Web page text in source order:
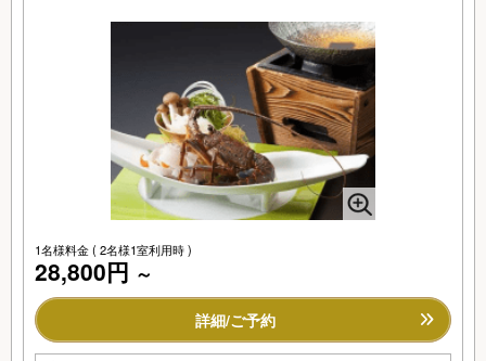
1名様料金( 2名様1室利用時 )
28,800円 ～
詳細/ご予約